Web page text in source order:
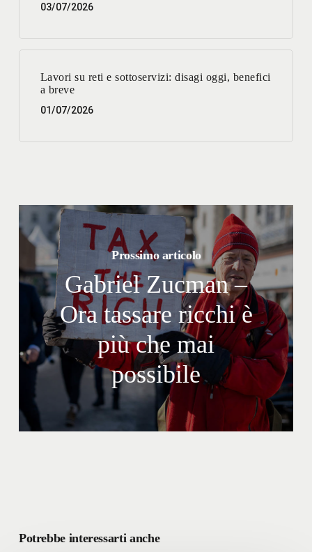
03/07/2026
Lavori su reti e sottoservizi: disagi oggi, benefici
a breve
01/07/2026
Prossimo articolo
Gabriel Zucman –
Ora tassare ricchi è
più che mai
possibile
Potrebbe interessarti anche